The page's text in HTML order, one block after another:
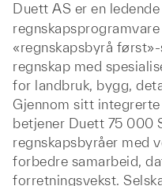
Duett AS er en
«regnskapsbyrå
regnskap med
for landbruk, bygg,
Gjennom sitt
betjener Duett 75 000
regnskapsbyråer med
forbedre samarbeid,
forretningsvekst.